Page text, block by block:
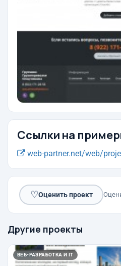
Ссылки на
web-partner.net/web/
♡Оценить проект
Другие проекты
ВЕБ-РАЗРАБОТКА И IT